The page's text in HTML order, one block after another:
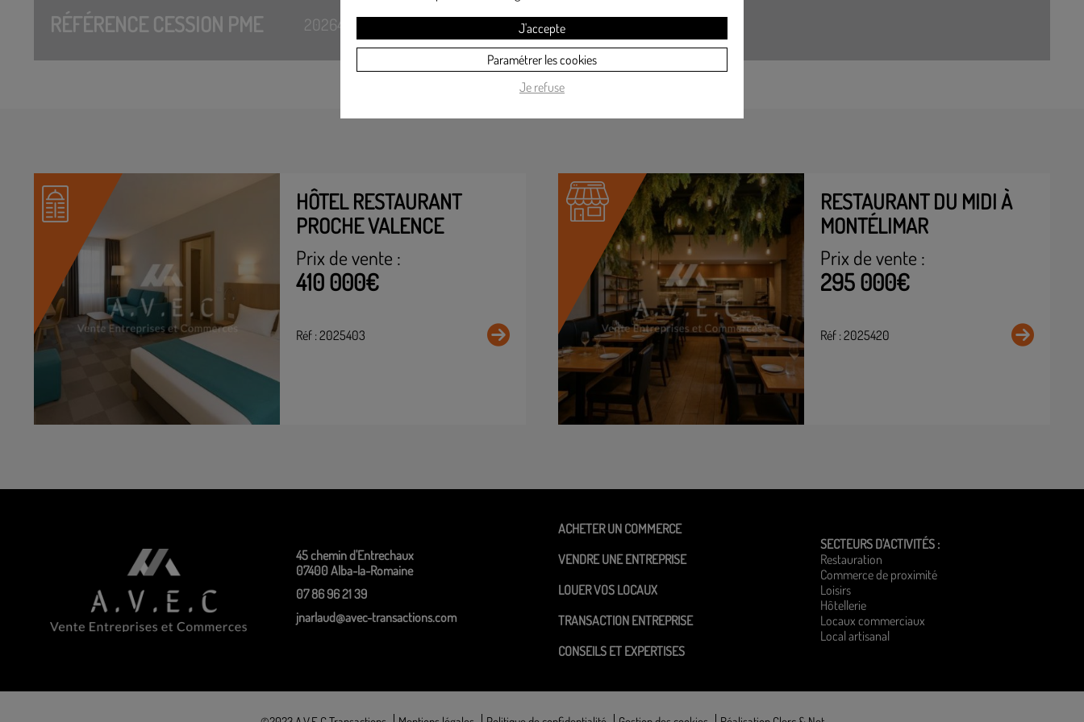
RÉFÉRENCE CESSION PME 2026446
HÔTEL RESTAURANT
PROCHE VALENCE
Prix de vente :
410 000€
Réf : 2025403
RESTAURANT DU MIDI À
MONTÉLIMAR
Prix de vente :
295 000€
Réf : 2025420
45 chemin d'Entrechaux
07400 Alba-la-Romaine
07 86 96 21 39
jnarlaud@avec-transactions.com
ACHETER UN COMMERCE
VENDRE UNE ENTREPRISE
LOUER VOS LOCAUX
TRANSACTION ENTREPRISE
CONSEILS ET EXPERTISES
SECTEURS D'ACTIVITÉS :
Restauration
Commerce de proximité
Loisirs
Hôtellerie
Locaux commerciaux
Local artisanal
J'accepte
Paramétrer les cookies
Je refuse